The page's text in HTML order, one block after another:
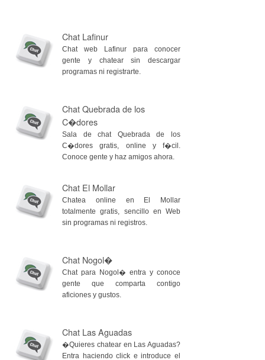
Chat Lafinur
Chat web Lafinur para conocer
gente y chatear sin descargar
programas ni registrarte.
Chat Quebrada de los
C�dores
Sala de chat Quebrada de los
C�dores gratis, online y f�cil.
Conoce gente y haz amigos ahora.
Chat El Mollar
Chatea online en El Mollar
totalmente gratis, sencillo en Web
sin programas ni registros.
Chat Nogol�
Chat para Nogol� entra y conoce
gente que comparta contigo
aficiones y gustos.
Chat Las Aguadas
�Quieres chatear en Las Aguadas?
Entra haciendo click e introduce el